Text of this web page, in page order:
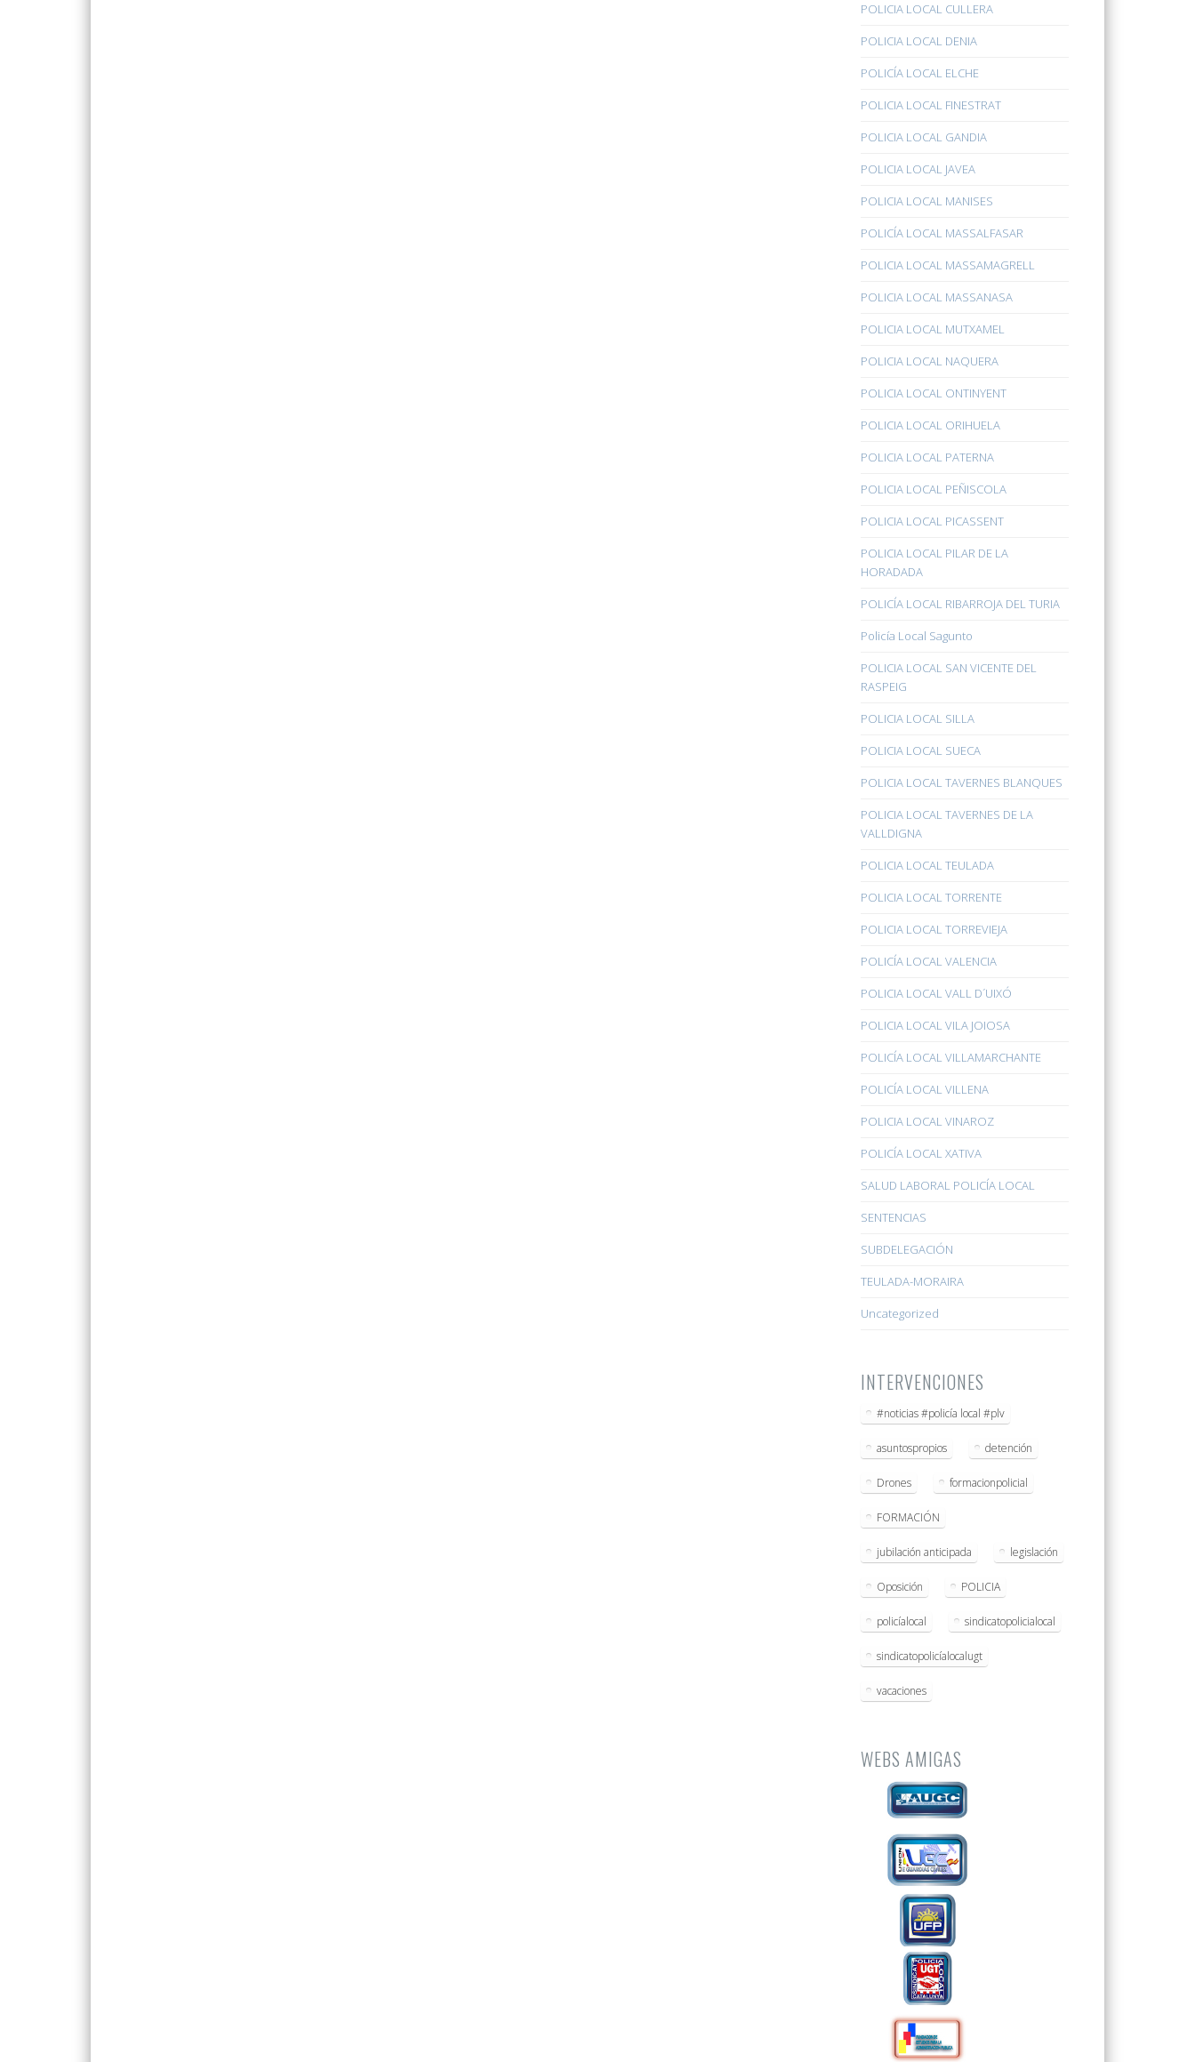
POLICIA LOCAL CULLERA
POLICIA LOCAL DENIA
POLICÍA LOCAL ELCHE
POLICIA LOCAL FINESTRAT
POLICIA LOCAL GANDIA
POLICIA LOCAL JAVEA
POLICIA LOCAL MANISES
POLICÍA LOCAL MASSALFASAR
POLICIA LOCAL MASSAMAGRELL
POLICIA LOCAL MASSANASA
POLICIA LOCAL MUTXAMEL
POLICIA LOCAL NAQUERA
POLICIA LOCAL ONTINYENT
POLICIA LOCAL ORIHUELA
POLICIA LOCAL PATERNA
POLICIA LOCAL PEÑISCOLA
POLICIA LOCAL PICASSENT
POLICIA LOCAL PILAR DE LA
HORADADA
POLICÍA LOCAL RIBARROJA DEL TURIA
Policía Local Sagunto
POLICIA LOCAL SAN VICENTE DEL
RASPEIG
POLICIA LOCAL SILLA
POLICIA LOCAL SUECA
POLICIA LOCAL TAVERNES BLANQUES
POLICIA LOCAL TAVERNES DE LA
VALLDIGNA
POLICIA LOCAL TEULADA
POLICIA LOCAL TORRENTE
POLICIA LOCAL TORREVIEJA
POLICÍA LOCAL VALENCIA
POLICIA LOCAL VALL D´UIXÓ
POLICIA LOCAL VILA JOIOSA
POLICÍA LOCAL VILLAMARCHANTE
POLICÍA LOCAL VILLENA
POLICIA LOCAL VINAROZ
POLICÍA LOCAL XATIVA
SALUD LABORAL POLICÍA LOCAL
SENTENCIAS
SUBDELEGACIÓN
TEULADA-MORAIRA
Uncategorized
INTERVENCIONES
#noticias #policía local #plv
asuntospropios detención
Drones formacionpolicial
FORMACIÓN
jubilación anticipada legislación
Oposición POLICIA
policíalocal sindicatopolicialocal
sindicatopolicíalocalugt
vacaciones
WEBS AMIGAS